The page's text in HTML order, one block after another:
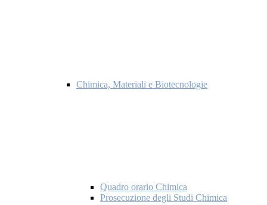
Chimica, Materiali e Biotecnologie
Quadro orario Chimica
Prosecuzione degli Studi Chimica